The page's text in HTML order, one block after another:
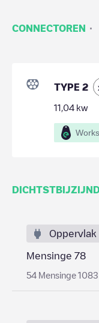
CONNECTOREN ·
TYPE 2
11,04 kw
Oppervlak
Mensinge 78
54 Mensinge 1083